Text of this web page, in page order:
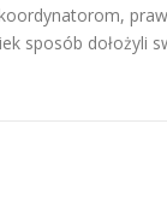
dołożyli